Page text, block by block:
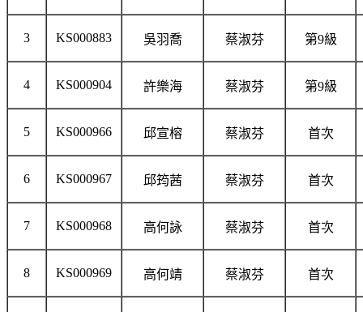
3 KS000883 吳羽喬 蔡淑芬 第9級
4 KS000904 許樂海 蔡淑芬 第9級
5 KS000966 邱宣榕 蔡淑芬 首次
6 KS000967 邱筠茜 蔡淑芬 首次
7 KS000968 高何詠 蔡淑芬 首次
8 KS000969 高何靖 蔡淑芬 首次